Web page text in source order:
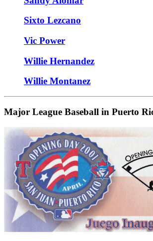
Sixto Lezcano
Vic Power
Willie Hernandez
Willie Montanez
Major League Baseball in Puerto